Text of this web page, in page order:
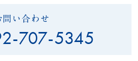
問い合わせ
707-5345